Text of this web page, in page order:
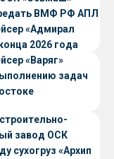
ВМФ РФ АПЛ
«Адмирал
2026 года
«Варяг»
задач
завод ОСК
сухогруз «Архип